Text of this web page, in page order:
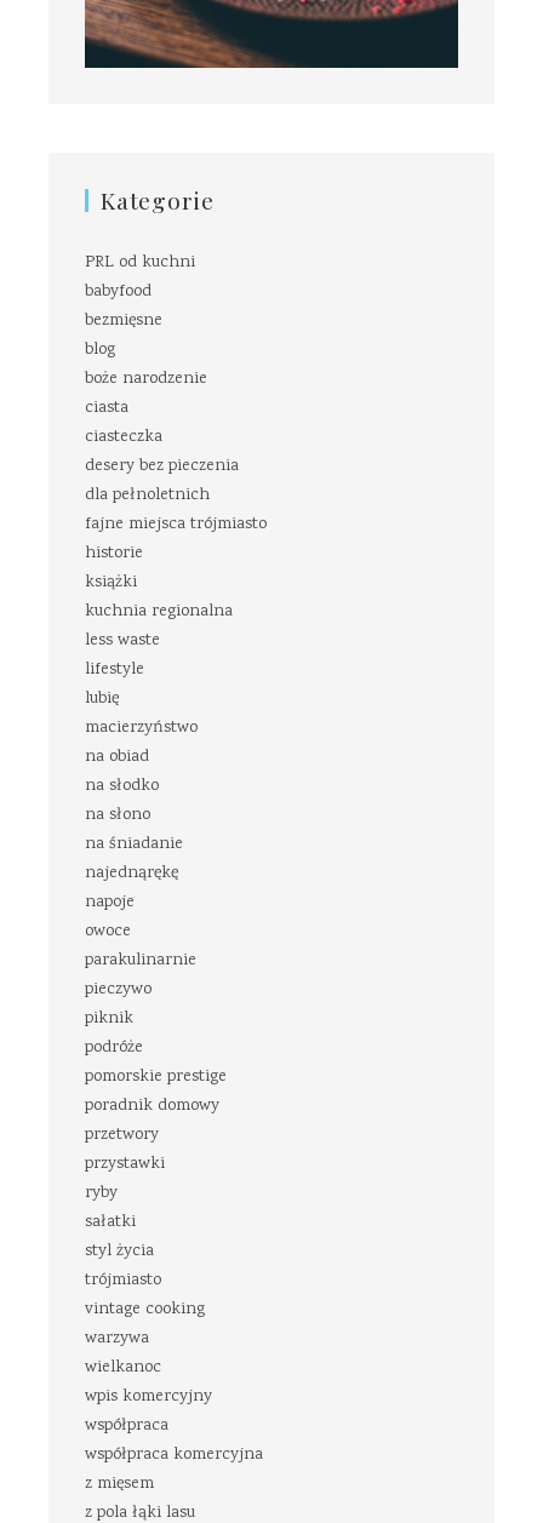
Kategorie
PRL od kuchni
babyfood
bezmięsne
blog
boże narodzenie
ciasta
ciasteczka
desery bez pieczenia
dla pełnoletnich
fajne miejsca trójmiasto
historie
książki
kuchnia regionalna
less waste
lifestyle
lubię
macierzyństwo
na obiad
na słodko
na słono
na śniadanie
najednąrękę
napoje
owoce
parakulinarnie
pieczywo
piknik
podróże
pomorskie prestige
poradnik domowy
przetwory
przystawki
ryby
sałatki
styl życia
trójmiasto
vintage cooking
warzywa
wielkanoc
wpis komercyjny
współpraca
współpraca komercyjna
z mięsem
z pola łąki lasu